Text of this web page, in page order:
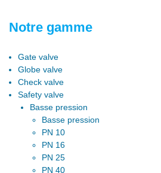
Notre gamme
Gate valve
Globe valve
Check valve
Safety valve
Basse pression
Basse pression
PN 10
PN 16
PN 25
PN 40